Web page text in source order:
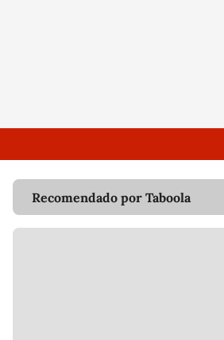
Recomendado por Taboola